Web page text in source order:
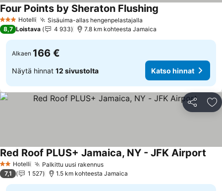
3 Tähtiluokitus
Hotelli Sisäuima-allas hengenpelastajalla
Four Points by Sheraton Flushing
8,7 Loistava 4 933 7.8 km kohteesta Jamaica
Alkaen 166 €
Näytä hinnat 12 sivustolta Katso hinnat
Jaa
2 Tähtiluokitus
Hotelli Palkittu uusi rakennusKatso hinnat
Red Roof PLUS+ Jamaica, NY - JFK Airport
7,1 1 527 1.5 km kohteesta Jamaica